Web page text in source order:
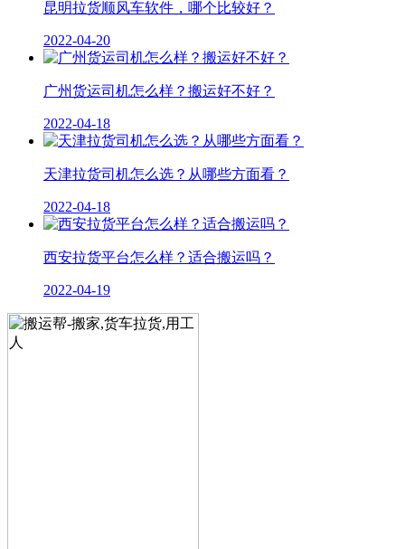
昆明拉货顺风车软件，哪个比较好？
2022-04-20
广州货运司机怎么样？搬运好不好？
2022-04-18
天津拉货司机怎么选？从哪些方面看？
2022-04-18
西安拉货平台怎么样？适合搬运吗？
2022-04-19